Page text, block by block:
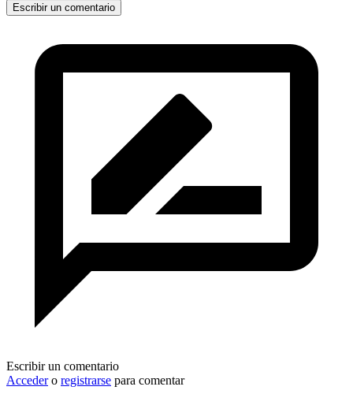
Escribir un comentario
Escribir un comentario
Accedero registrarse para comentar